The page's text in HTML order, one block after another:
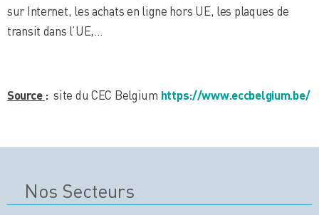
sur Internet, les achats en ligne hors UE, les plaques de
transit dans l’UE,…
Source :site du CEC Belgium https://www.eccbelgium.be/
Nos Secteurs